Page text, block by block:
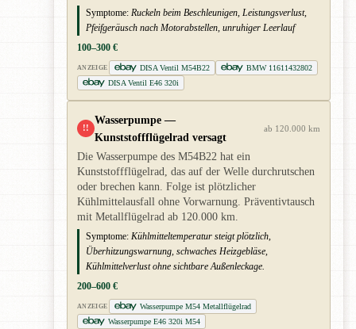
Symptome: Ruckeln beim Beschleunigen, Leistungsverlust,
Pfeifgeräusch nach Motorabstellen, unruhiger Leerlauf
100–300 €
ANZEIGE DISA Ventil M54B22
BMW 11611432802
DISA Ventil E46 320i
!!
Wasserpumpe —
Kunststoffflügelrad versagt
ab 120.000 km
Die Wasserpumpe des M54B22 hat ein
Kunststoffflügelrad, das auf der Welle durchrutschen
oder brechen kann. Folge ist plötzlicher
Kühlmittelausfall ohne Vorwarnung. Präventivtausch
mit Metallflügelrad ab 120.000 km.
Symptome: Kühlmitteltemperatur steigt plötzlich,
Überhitzungswarnung, schwaches Heizgebläse,
Kühlmittelverlust ohne sichtbare Außenleckage.
200–600 €
ANZEIGE
Wasserpumpe M54 Metallflügelrad
Wasserpumpe E46 320i M54